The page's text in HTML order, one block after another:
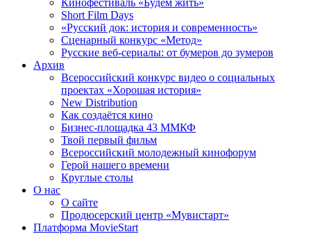
Кинофестиваль «Будем жить»
Short Film Days
«Русский док: история и современность»
Сценарный конкурс «Метод»
Русские веб-сериалы: от бумеров до зумеров
Архив
Всероссийский конкурс видео о социальных
проектах «Хорошая история»
New Distribution
Как создаётся кино
Бизнес-площадка 43 ММКФ
Твой первый фильм
Всероссийский молодежный кинофорум
Герой нашего времени
Круглые столы
О нас
О сайте
Продюсерский центр «Мувистарт»
Платформа MovieStart